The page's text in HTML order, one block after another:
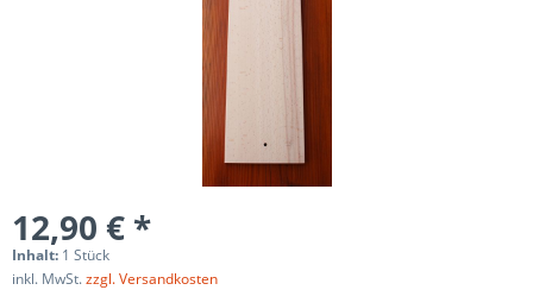
12,90 € *
Inhalt: 1 Stück
inkl. MwSt.zzgl. Versandkosten